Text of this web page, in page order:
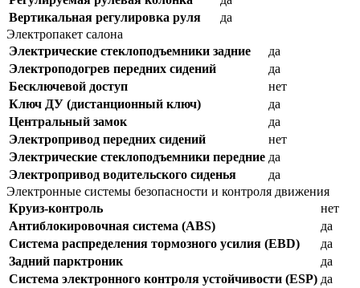
Вертикальная регулировка руля
да
Электропакет салона
Электрические стеклоподъемники задние
да
Электроподогрев передних сидений
да
Бесключевой доступ
нет
Ключ ДУ (дистанционный ключ)
да
Центральный замок
да
Электропривод передних сидений
нет
Электрические стеклоподъемники передние да
Электропривод водительского сиденья
да
Электронные системы безопасности и контроля движения
Круиз-контроль
нет
Антиблокировочная система (ABS)
да
Система распределения тормозного усилия (EBD)
да
Задний парктроник
да
Система электронного контроля устойчивости (ESP) да